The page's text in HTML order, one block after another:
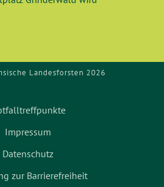
Landesforsten 2026
Impressum
Datenschutz
zur Barrierefreiheit